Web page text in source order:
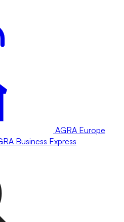
AGRA Europe
Business Express